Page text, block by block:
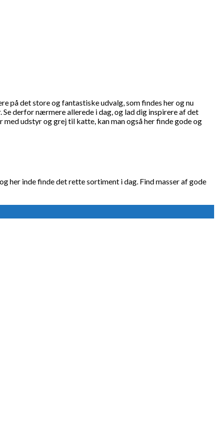
på det store og fantastiske udvalg, som findes her og nu
derfor nærmere allerede i dag, og lad dig inspirere af det
udstyr og grej til katte, kan man også her finde gode og
her inde finde det rette sortiment i dag. Find masser af gode